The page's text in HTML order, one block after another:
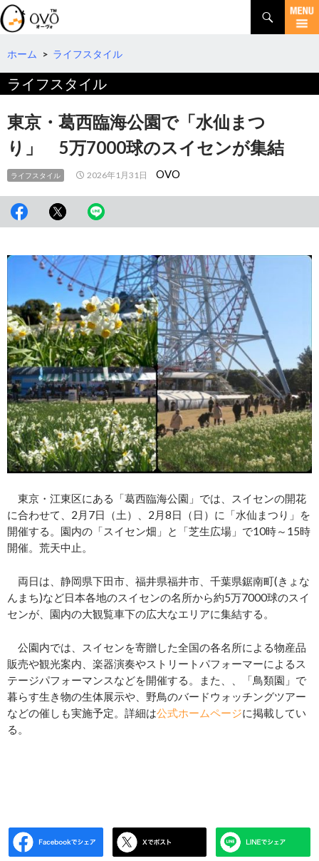
検
索
コ
テ
ツ
へ
移
動
ホーム > ライフスタイル
ライフスタイル
東京・葛西臨海公園で「水仙まつ
り」 5万7000球のスイセンが集結
ライフスタイル 2026年1月31日 OVO
東京・江東区にある「葛西臨海公園」では、スイセンの開花
に合わせて、2月7日（土）、2月8日（日）に「水仙まつり」を
開催する。園内の「スイセン畑」と「芝生広場」で10時～15時
開催。荒天中止。
両日は、静岡県下田市、福井県福井市、千葉県鋸南町(きょな
んまち)など日本各地のスイセンの名所から約5万7000球のスイ
センが、園内の大観覧車下の広大なエリアに集結する。
公園内では、スイセンを寄贈した全国の各名所による物産品
販売や観光案内、楽器演奏やストリートパフォーマーによるス
テージパフォーマンスなどを開催する。また、、「鳥類園」で
暮らす生き物の生体展示や、野鳥のバードウォッチングツアー
などの催しも実施予定。詳細は公式ホームページに掲載してい
る。